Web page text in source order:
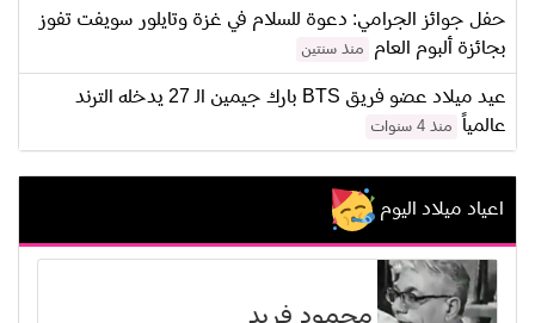
حفل جوائز الجرامي: دعوة للسلام في غزة وتايلور سويفت تفوز
بجائزة ألبوم العام
منذ سنتين
عيد ميلاد عضو فريق BTS بارك جيمين الـ 27 يدخله الترند
عالمياً
منذ 4 سنوات
اعياد ميلاد اليوم
محمود فريد